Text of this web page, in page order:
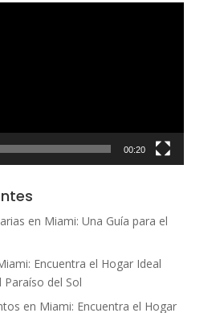
00:20
en Miami: Una Guía para el
Encuentra el Hogar Ideal
del Sol
en Miami: Encuentra el Hogar